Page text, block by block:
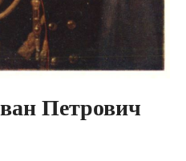
Петрович